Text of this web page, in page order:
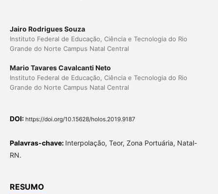
Jairo Rodrigues Souza
Instituto Federal de Educação, Ciência e Tecnologia do Rio
Grande do Norte Campus Natal Central
Mario Tavares Cavalcanti Neto
Instituto Federal de Educação, Ciência e Tecnologia do Rio
Grande do Norte Campus Natal Central
DOI: https://doi.org/10.15628/holos.2019.9187
Palavras-chave: Interpolação, Teor, Zona Portuária, Natal-
RN.
RESUMO